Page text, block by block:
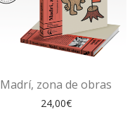
Madrí, zona de obras
24,00€